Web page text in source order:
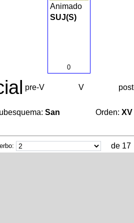
Animado
SUJ(S)
0
pre-V V
San Orden: XV
de 17